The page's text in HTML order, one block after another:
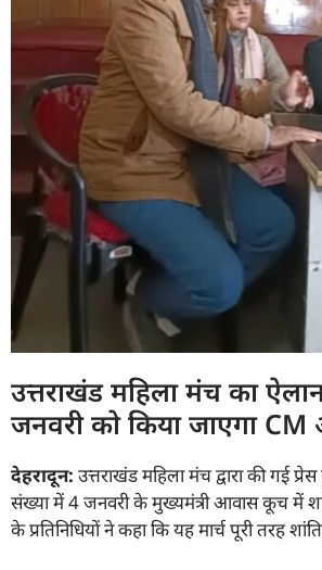
उत्तराखंड महिला मंच का
जनवरी को किया जाएगा
देहरादून: उत्तराखंड महिला मंच द्वारा की गई
संख्या में 4 जनवरी के मुख्यमंत्री आवास कूच में
के प्रतिनिधियों ने कहा कि यह मार्च पूरी तरह